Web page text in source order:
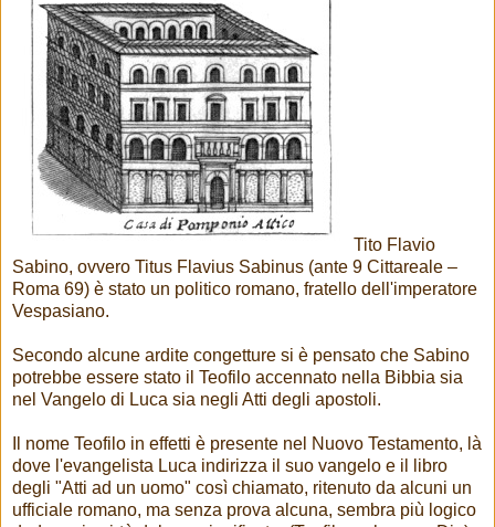
Tito Flavio
Sabino, ovvero Titus Flavius Sabinus (ante 9 Cittareale –
Roma 69) è stato un politico romano, fratello dell'imperatore
Vespasiano.
Secondo alcune ardite congetture si è pensato che Sabino
potrebbe essere stato il Teofilo accennato nella Bibbia sia
nel Vangelo di Luca sia negli Atti degli apostoli.
Il nome Teofilo in effetti è presente nel Nuovo Testamento, là
dove l'evangelista Luca indirizza il suo vangelo e il libro
degli "Atti ad un uomo" così chiamato, ritenuto da alcuni un
ufficiale romano, ma senza prova alcuna, sembra più logico